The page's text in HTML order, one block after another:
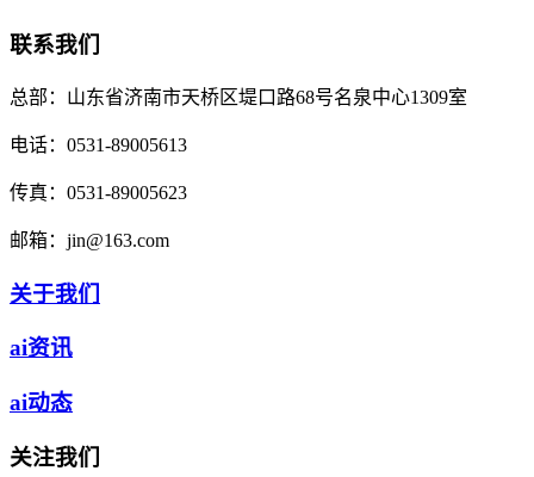
联系我们
总部： 山东省济南市天桥区堤口路68号名泉中心1309室
电话： 0531-89005613
传真： 0531-89005623
邮箱： jin@163.com
关于我们
ai资讯
ai动态
关注我们